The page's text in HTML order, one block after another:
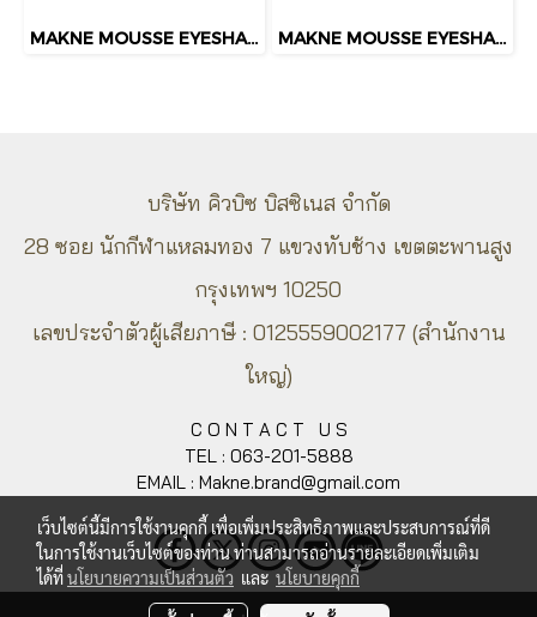
MAKNE MOUSSE EYESHADOW MAKNE MOUSSE EYESHADOW
บริษัท คิวบิซ บิสซิเนส จำกัด
28 ซอย นักกีฬาแหลมทอง 7 แขวงทับช้าง เขตตะพานสูง
กรุงเทพ​ฯ 10250
เลขประจำตัวผู้เสียภาษี : 0125559002177 (สำนักงาน
ใหญ่)
C O N T A C T U S
TEL : 063-201-5888
EMAIL : Makne.brand@gmail.com
เว็บไซต์นี้มีการใช้งานคุกกี้ เพื่อเพิ่มประสิทธิภาพและประสบการณ์ที่ดี
ในการใช้งานเว็บไซต์ของท่าน ท่านสามารถอ่านรายละเอียดเพิ่มเติม
ได้ที่นโยบายความเป็นส่วนตัว และนโยบายคุกกี้